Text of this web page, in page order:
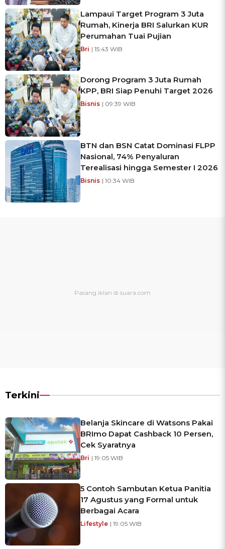
Lampaui Target Program 3 Juta
Rumah, Kinerja BRI Salurkan KUR
Perumahan Tuai Pujian
Bri | 15:43 WIB
Dorong Program 3 Juta Rumah
KPP, BRI Siap Penuhi Target 2026
Bisnis | 09:39 WIB
BTN dan BSN Catat Dominasi FLPP
Nasional, 74% Penyaluran
Terealisasi hingga Semester I 2026
Bisnis | 10:34 WIB
Terkini
Belanja Skincare di Watsons Pakai
BRImo Dapat Cashback 10 Persen,
Cek Syaratnya
Bri | 19:05 WIB
5 Contoh Sambutan Ketua Panitia
17 Agustus yang Formal untuk
Berbagai Acara
Lifestyle | 19:05 WIB